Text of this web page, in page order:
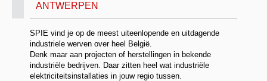
ANTWERPEN
SPIE vind je op de meest uiteenlopende en uitdagende
industriele werven over heel België.
Denk maar aan projecten of herstellingen in bekende
industriële bedrijven. Daar zitten heel wat industriële
elektriciteitsinstallaties in jouw regio tussen.